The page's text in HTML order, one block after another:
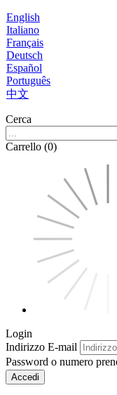
English
Italiano
Français
Deutsch
Español
Português
中文
Cerca
Carrello (0)
Login
Indirizzo E-mail
Password o numero
Accedi